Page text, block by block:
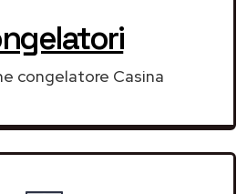
congelatore Casina